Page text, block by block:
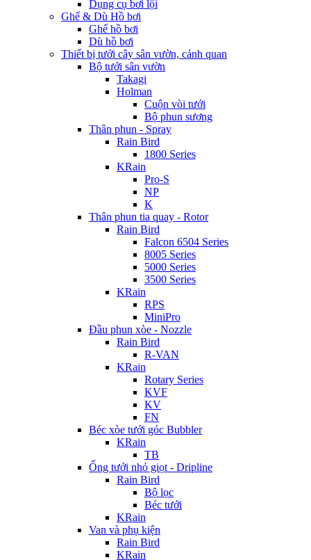
Dụng cụ bơi lội
Ghế & Dù Hồ bơi
Ghế hồ bơi
Dù hồ bơi
Thiết bị tưới cây sân vườn, cảnh quan
Bộ tưới sân vườn
Takagi
Holman
Cuộn vòi tưới
Bộ phun sương
Thân phun - Spray
Rain Bird
1800 Series
KRain
Pro-S
NP
K
Thân phun tia quay - Rotor
Rain Bird
Falcon 6504 Series
8005 Series
5000 Series
3500 Series
KRain
RPS
MiniPro
Đầu phun xòe - Nozzle
Rain Bird
R-VAN
KRain
Rotary Series
KVF
KV
FN
Béc xòe tưới góc Bubbler
KRain
TB
Ống tưới nhỏ giọt - Dripline
Rain Bird
Bộ lọc
Béc tưới
KRain
Van và phụ kiện
Rain Bird
KRain